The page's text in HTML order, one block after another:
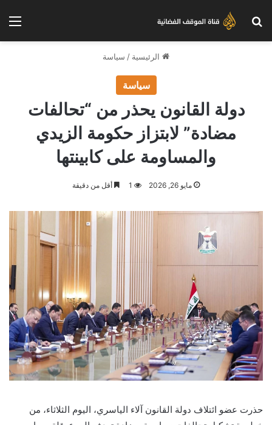
بحث عن
الرئيسية / سياسة
سياسة
دولة القانون يحذر من “تحالفات
مضادة” لابتزاز حكومة الزيدي
والمساومة على كابينتها
مايو 26, 2026 1 أقل من دقيقة
حذرت عضو ائتلاف دولة القانون آلاء الياسري، اليوم الثلاثاء، من